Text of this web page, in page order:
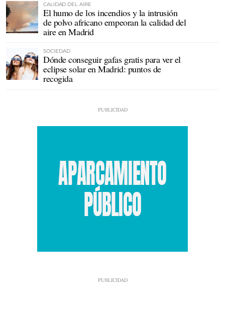
CALIDAD DEL AIRE
El humo de los incendios y la intrusión
de polvo africano empeoran la calidad del
aire en Madrid
SOCIEDAD
Dónde conseguir gafas gratis para ver el
eclipse solar en Madrid: puntos de
recogida